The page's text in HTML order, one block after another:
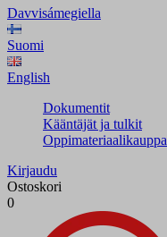
Davvisámegiella
Suomi
English
Dokumentit
Kääntäjät ja tulkit
Oppimateriaalikauppa
Kirjaudu
Ostoskori
0